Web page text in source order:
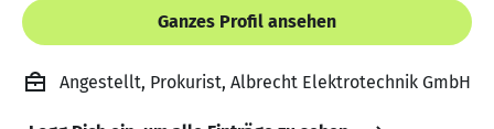
Ganzes Profil ansehen
Angestellt, Prokurist, Albrecht Elektrotechnik GmbH